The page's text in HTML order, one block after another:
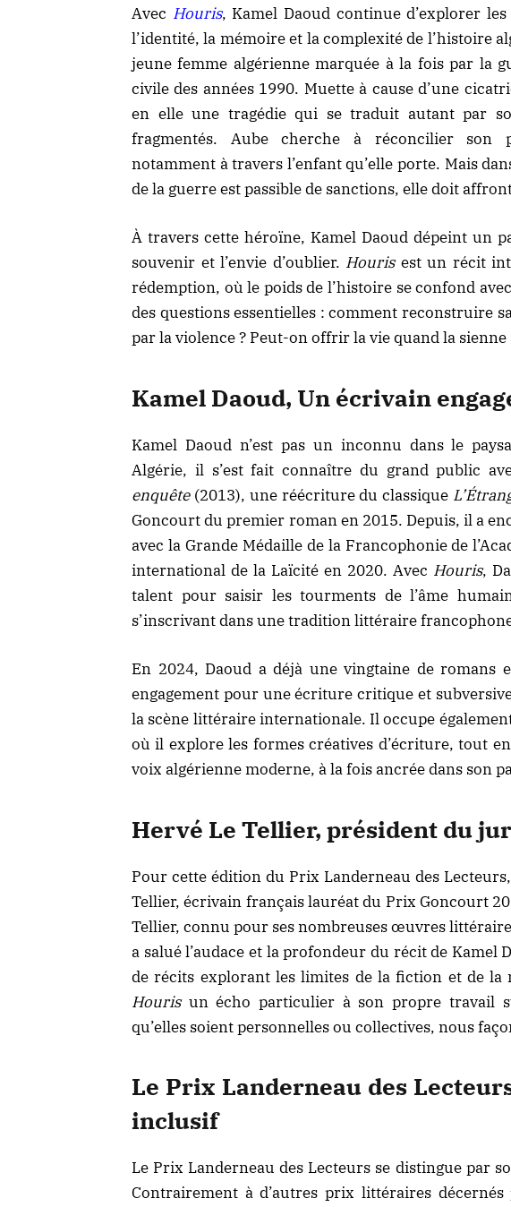
Avec Houris, Kamel Daoud continue d’explorer
l’identité, la mémoire et la complexité de l’histoire
jeune femme algérienne marquée à la fois par la
civile des années 1990. Muette à cause d’une
en elle une tragédie qui se traduit autant par
fragmentés. Aube cherche à réconcilier son
notamment à travers l’enfant qu’elle porte. Mais
de la guerre est passible de sanctions, elle doit
À travers cette héroïne, Kamel Daoud dépeint un
souvenir et l’envie d’oublier. Hourisest un récit
rédemption, où le poids de l’histoire se confond
des questions essentielles : comment reconstruire
par la violence ? Peut-on offrir la vie quand la
Kamel Daoud, Un écrivain
Kamel Daoud n’est pas un inconnu dans le
Algérie, il s’est fait connaître du grand public
enquête(2013), une réécriture du classique
Goncourt du premier roman en 2015. Depuis, il a
avec la Grande Médaille de la Francophonie de
international de la Laïcité en 2020. Avec Houris,
talent pour saisir les tourments de l’âme
s’inscrivant dans une tradition littéraire
En 2024, Daoud a déjà une vingtaine de romans
engagement pour une écriture critique et
la scène littéraire internationale. Il occupe
où il explore les formes créatives d’écriture, tout
voix algérienne moderne, à la fois ancrée dans son
Hervé Le Tellier, président du
Pour cette édition du Prix Landerneau des
Tellier, écrivain français lauréat du Prix Goncourt
Tellier, connu pour ses nombreuses œuvres
a salué l’audace et la profondeur du récit de Kamel
de récits explorant les limites de la fiction et de la
Hourisun écho particulier à son propre travail
qu’elles soient personnelles ou collectives, nous
Le Prix Landerneau des
inclusif
Le Prix Landerneau des Lecteurs se distingue par
Contrairement à d’autres prix littéraires